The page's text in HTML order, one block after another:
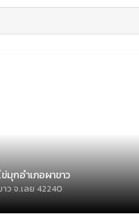
มุกอำเภอผาขาว
ว จ.เลย 42240